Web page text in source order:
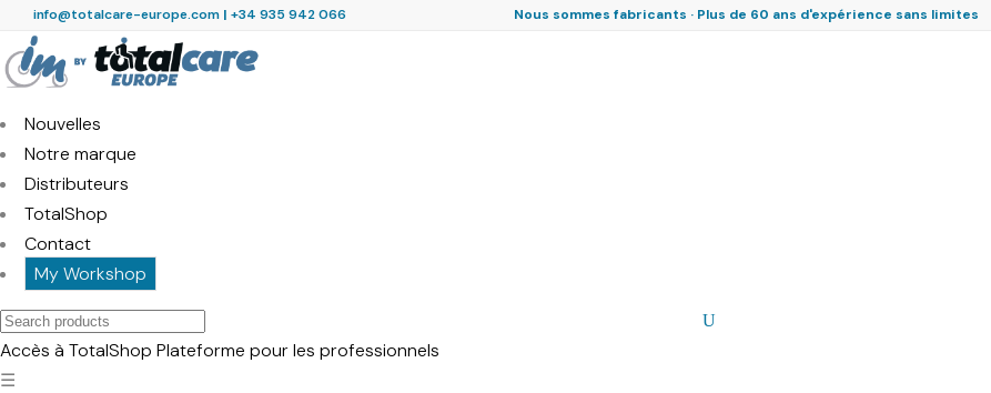
info@totalcare-europe.com| +34 935 942 066 Nous sommes fabricants · Plus de 60 ans d'expérience sans limites
Nouvelles
Notre marque
Distributeurs
TotalShop
Contact
My Workshop
Search
products
Accès à TotalShop Plateforme pour les professionnels
☰